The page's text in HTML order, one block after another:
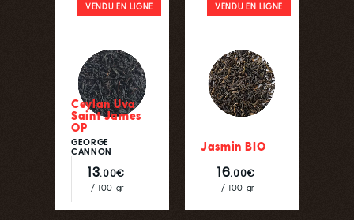
VENDU EN LIGNE
Ceylan Uva
Saint James
OP
GEORGE
CANNON
13.00€
/ 100 gr
VENDU EN LIGNE
Jasmin BIO
16.00€
/ 100 gr